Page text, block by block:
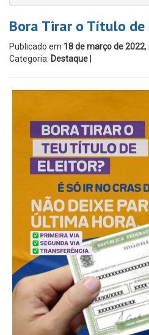
Bora Tirar o Título de
Publicado em 18 de março de 2022,
Categoria: Destaque